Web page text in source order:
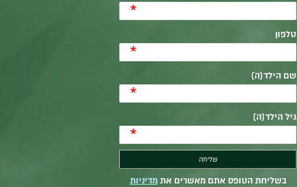
*
טלפון
*
שם הילד(ה)
*
גיל הילד(ה)
*
בשליחת הטופס אתם מאשרים אתמדיניות